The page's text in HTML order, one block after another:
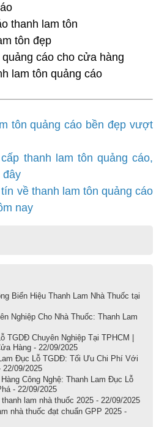
thanh lam tôn
tôn đẹp
cáo cho cửa hàng
lam tôn quảng cáo
tôn quảng cáo bền đẹp vượt
thanh lam tôn quảng cáo,
đây
về thanh lam tôn quảng cáo
nay
Biển Hiệu Thanh Lam Nhà Thuốc tại
Nghiệp Cho Nhà Thuốc: Thanh Lam
TGDĐ Chuyên Nghiệp Tại TPHCM |
Hàng - 22/09/2025
Đục Lỗ TGDĐ: Tối Ưu Chi Phí Với
09/2025
Công Nghệ: Thanh Lam Đục Lỗ
- 22/09/2025
lam nhà thuốc 2025 - 22/09/2025
nhà thuốc đạt chuẩn GPP 2025 -